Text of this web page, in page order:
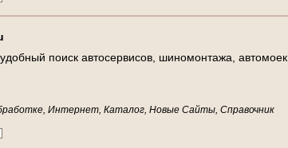
удобный поиск автосервисов шиномонтажа автомоек
Интернет, Каталог, Новые Сайты, Справочник